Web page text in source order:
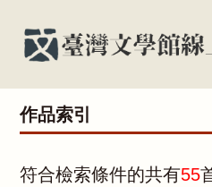
作品索引
符合檢索條件的共有55